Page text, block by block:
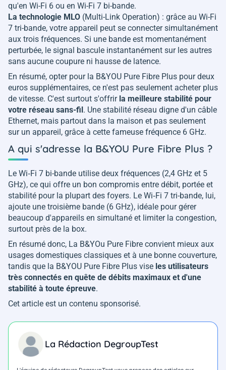
qu'en Wi-Fi 6 ou en Wi-Fi 7 bi-bande.
La technologie MLO (Multi-Link Operation) : grâce au Wi-Fi
7 tri-bande, votre appareil peut se connecter simultanément
aux trois fréquences. Si une bande est momentanément
perturbée, le signal bascule instantanément sur les autres
sans aucune coupure ni hausse de latence.
En résumé, opter pour la B&YOU Pure Fibre Plus pour deux
euros supplémentaires, ce n'est pas seulement acheter plus
de vitesse. C'est surtout s'offrir la meilleure stabilité pour
votre réseau sans-fil. Une stabilité réseau digne d'un câble
Ethernet, mais partout dans la maison et pas seulement
sur un appareil, grâce à cette fameuse fréquence 6 GHz.
A qui s'adresse la B&YOU Pure Fibre Plus ?
Le Wi‑Fi 7 bi-bande utilise deux fréquences (2,4 GHz et 5
GHz), ce qui offre un bon compromis entre débit, portée et
stabilité pour la plupart des foyers. Le Wi‑Fi 7 tri-bande, lui,
ajoute une troisième bande (6 GHz), idéale pour gérer
beaucoup d'appareils en simultané et limiter la congestion,
surtout près de la box.
En résumé donc, La B&YOu Pure Fibre convient mieux aux
usages domestiques classiques et à une bonne couverture,
tandis que la B&YOU Pure Fibre Plus vise les utilisateurs
très connectés en quête de débits maximaux et d'une
stabilité à toute épreuve.
Cet article est un contenu sponsorisé.
La Rédaction DegroupTest